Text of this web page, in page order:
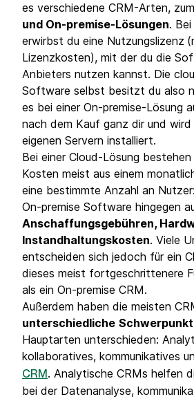
es verschiedene CRM-Arten,
und On-premise-Lösungen.
erwirbst du eine Nutzungslizenz
Lizenzkosten), mit der du die
Anbieters nutzen kannst. Die
Software selbst besitzt du also
es bei einer On-premise-Lösung
nach dem Kauf ganz dir und
eigenen Servern installiert.
Bei einer Cloud-Lösung
Kosten meist aus einem
eine bestimmte Anzahl an
On-premise Software hingegen
Anschaffungsgebühren,
Instandhaltungskosten. Viele
entscheiden sich jedoch für ein
dieses meist fortgeschrittenere
als ein On-premise CRM.
Außerdem haben die meisten
unterschiedliche
Hauptarten unterschieden:
kollaboratives, kommunikatives
CRM . Analytische CRMs helfen
bei der Datenanalyse,